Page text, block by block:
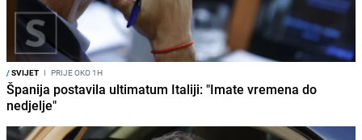
/SVIJET I PRIJE OKO 1H
Španija postavila ultimatum Italiji: "Imate vremena do
nedjelje"